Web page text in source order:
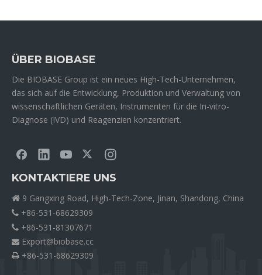
ÜBER BIOBASE
Die BIOBASE Group ist ein neues High-Tech-Unternehmen,
das sich auf die Entwicklung, Produktion und Verwaltung von
wissenschaftlichen Geräten, Instrumenten für die In-vitro-
Diagnose (IVD) und Reagenzien konzentriert.
KONTAKTIERE UNS
 9 Gangxing Road, High-Tech-Zone, Jinan, Shandong, China
 +86-531-68629309
 +86-531-81307671
 Export@biobase.cc
 +86-531-68629309